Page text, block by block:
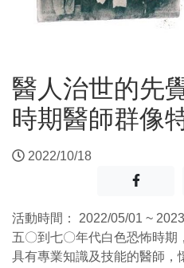
醫人治世的先
時期醫師群像
2022/10/18
分享至
活動時間：
2022/05/01 ~
五〇到七〇年代白色恐怖時
具有專業知識及技能的醫師，